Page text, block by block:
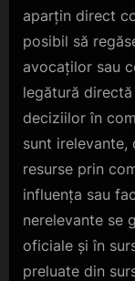
aparțin direct
posibil să
avocaților sau
legătură
deciziilor în
sunt
resurse prin
influența sau
nerelevante se
oficiale și în
preluate din